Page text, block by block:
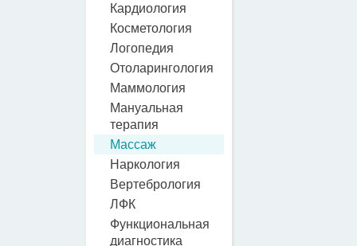
Кардиология
Косметология
Логопедия
Отоларингология
Маммология
Мануальная
терапия
Массаж
Наркология
Вертебрология
ЛФК
Функциональная
диагностика